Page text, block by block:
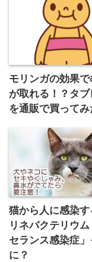
モリンガの効果
が取れる！？タブ
を通販で買ってみ
猫から人に感染す
リネバクテリウ
セランス感染症
に？